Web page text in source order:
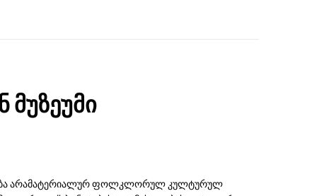
მუზეუმი
არამატერიალურ ფოლკლორულ კულტურულ